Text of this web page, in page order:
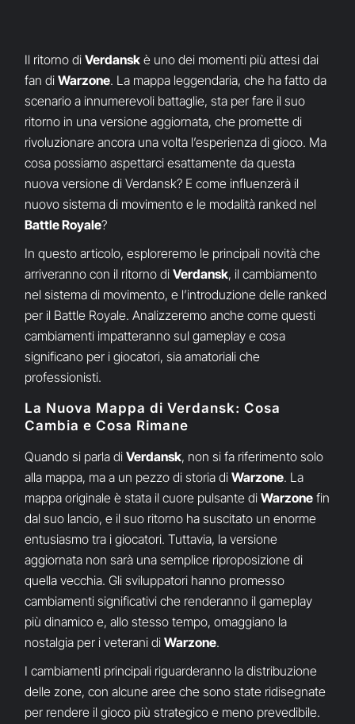
Il ritorno diVerdansk è uno dei momenti più attesi dai
fan diWarzone. La mappa leggendaria, che ha fatto da
scenario a innumerevoli battaglie, sta per fare il suo
ritorno in una versione aggiornata, che promette di
rivoluzionare ancora una volta l’esperienza di gioco. Ma
cosa possiamo aspettarci esattamente da questa
nuova versione di Verdansk? E come influenzerà il
nuovo sistema di movimento e le modalità ranked nel
Battle Royale?
In questo articolo, esploreremo le principali novità che
arriveranno con il ritorno diVerdansk, il cambiamento
nel sistema di movimento, e l’introduzione delle ranked
per il Battle Royale. Analizzeremo anche come questi
cambiamenti impatteranno sul gameplay e cosa
significano per i giocatori, sia amatoriali che
professionisti.
La Nuova Mappa di Verdansk: Cosa
Cambia e Cosa Rimane
Quando si parla diVerdansk, non si fa riferimento solo
alla mappa, ma a un pezzo di storia diWarzone. La
mappa originale è stata il cuore pulsante diWarzone fin
dal suo lancio, e il suo ritorno ha suscitato un enorme
entusiasmo tra i giocatori. Tuttavia, la versione
aggiornata non sarà una semplice riproposizione di
quella vecchia. Gli sviluppatori hanno promesso
cambiamenti significativi che renderanno il gameplay
più dinamico e, allo stesso tempo, omaggiano la
nostalgia per i veterani diWarzone.
I cambiamenti principali riguarderanno la distribuzione
delle zone, con alcune aree che sono state ridisegnate
per rendere il gioco più strategico e meno prevedibile.